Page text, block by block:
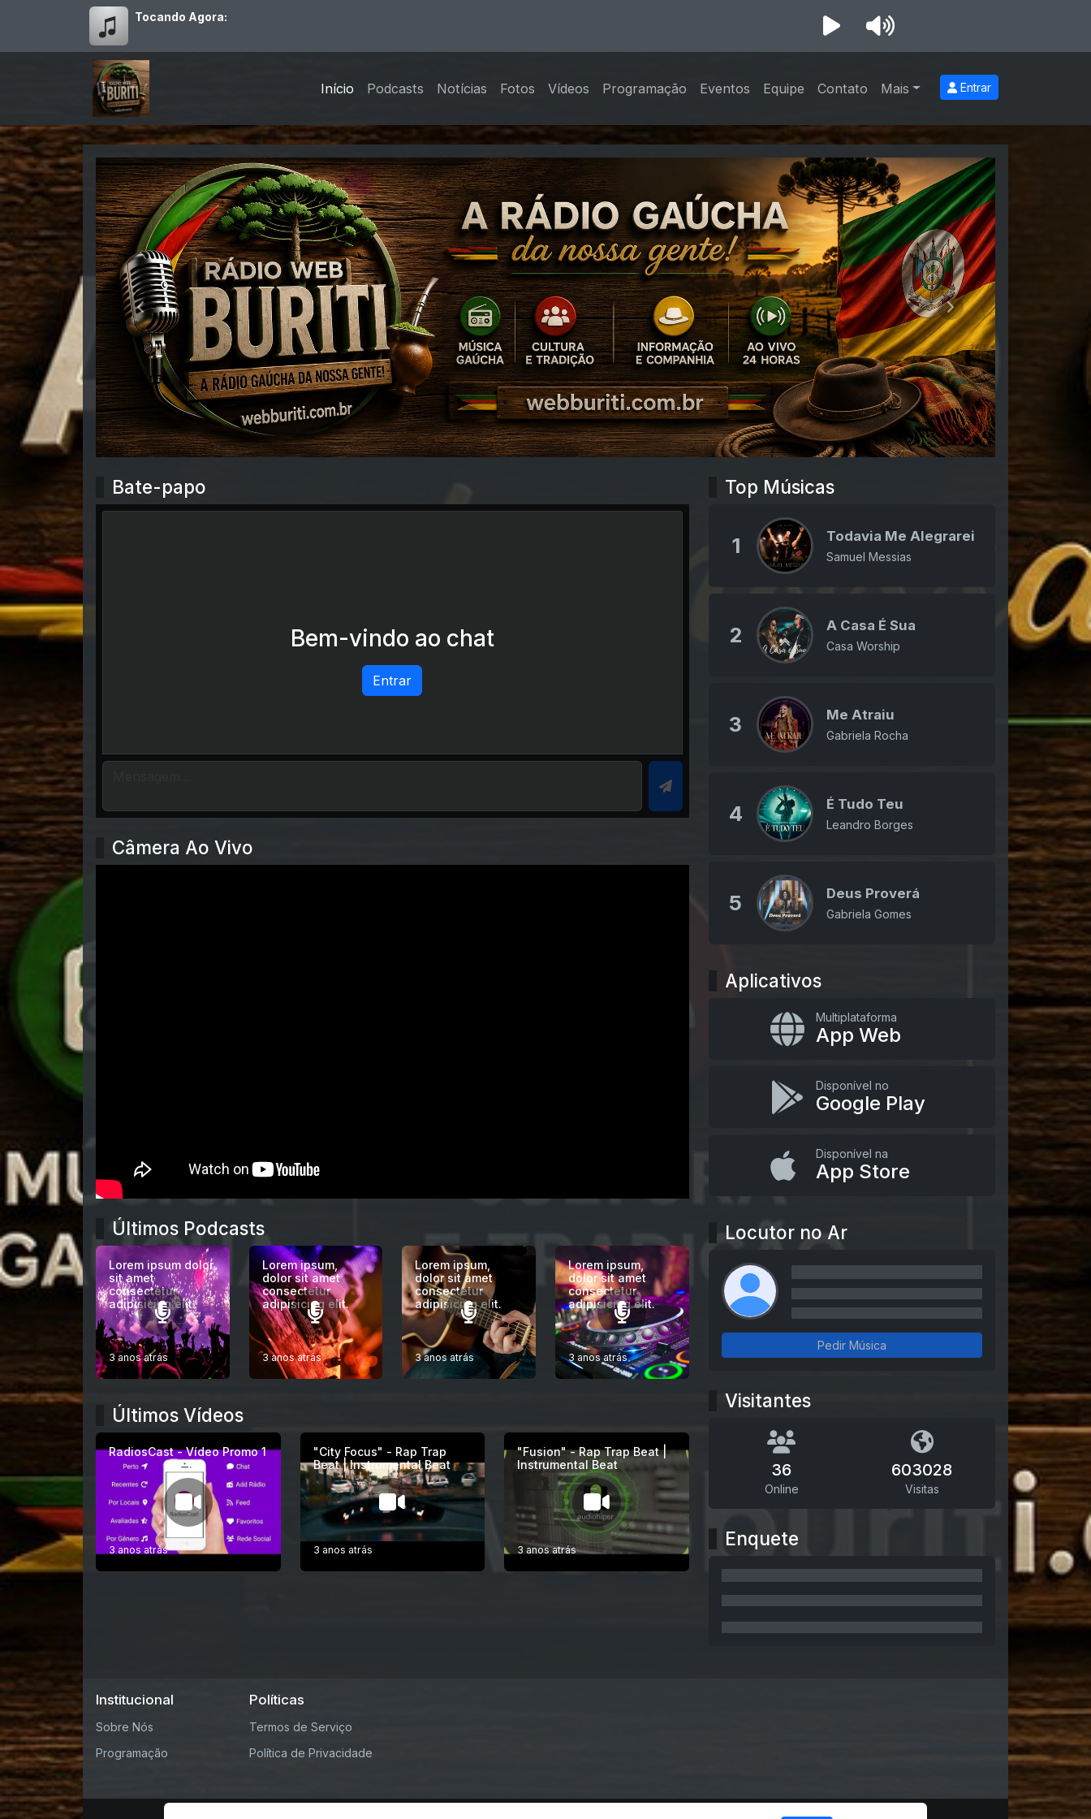
Tocando Agora:
Início Podcasts Notícias Fotos Vídeos Programação Eventos Equipe Contato Mais Entrar
Web Buriti
Anterior Próximo
Bate-papo
Bem-vindo ao chat
Entrar
Câmera Ao Vivo
Últimos Podcasts
Lorem ipsum dolor
sit amet
consectetur
adipisicing elit.
3 anos atrás
Lorem ipsum,
dolor sit amet
consectetur
adipisicing elit.
3 anos atrás
Lorem ipsum,
dolor sit amet
consectetur
adipisicing elit.
3 anos atrás
Lorem ipsum,
dolor sit amet
consectetur
adipisicing elit.
3 anos atrás
Últimos Vídeos
RadiosCast - Vídeo Promo 1
3 anos atrás
"City Focus" - Rap Trap
Beat | Instrumental Beat
3 anos atrás
"Fusion" - Rap Trap Beat |
Instrumental Beat
3 anos atrás
Top Músicas
1 Todavia Me Alegrarei
Samuel Messias
2 A Casa É Sua
Casa Worship
3 Me Atraiu
Gabriela Rocha
4 É Tudo Teu
Leandro Borges
5 Deus Proverá
Gabriela Gomes
Aplicativos
Multiplataforma
App Web
Disponível no
Google Play
Disponível na
App Store
Locutor no Ar
Pedir Música
Visitantes
36
Online
603028
Visitas
Enquete
Institucional
Sobre Nós
Programação
Políticas
Termos de Serviço
Política de Privacidade